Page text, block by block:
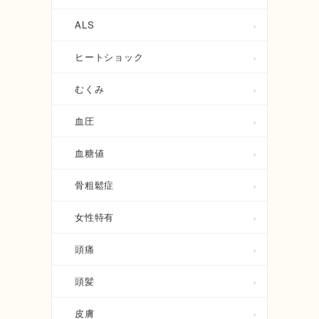
ALS
ヒートショック
むくみ
血圧
血糖値
骨粗鬆症
女性特有
頭痛
頭髪
皮膚